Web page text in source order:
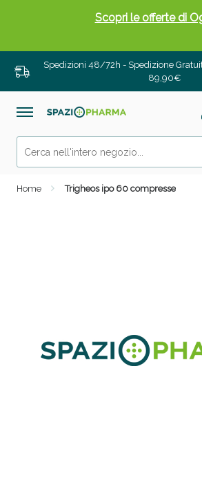
Spedizioni 48/72h - Spedizione
89,90€
Home Trigheos ipo 60 compresse
Scopri le offerte di